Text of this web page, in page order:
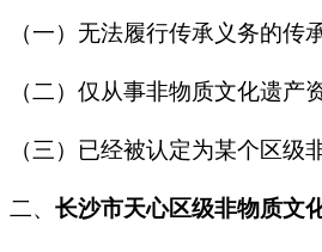
（一）无法履行传承义务的传
（二）仅从事非物质文化遗产
（三）已经被认定为某个区级
二、 长沙市天心区级非物质文